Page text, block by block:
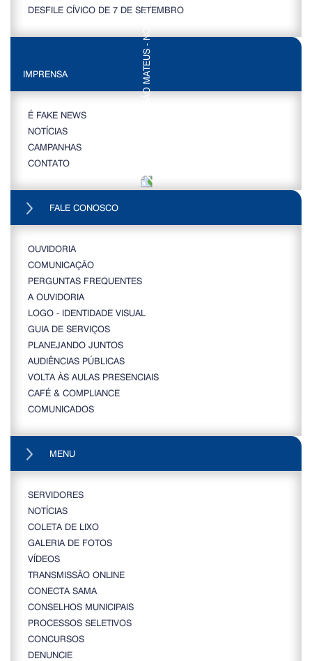
DESFILE CÍVICO DE 7 DE SETEMBRO
IMPRENSA
É FAKE NEWS
NOTÍCIAS
CAMPANHAS
CONTATO
FALE CONOSCO
OUVIDORIA
COMUNICAÇÃO
PERGUNTAS FREQUENTES
A OUVIDORIA
LOGO - IDENTIDADE VISUAL
GUIA DE SERVIÇOS
PLANEJANDO JUNTOS
AUDIÊNCIAS PÚBLICAS
VOLTA ÀS AULAS PRESENCIAIS
CAFÉ & COMPLIANCE
COMUNICADOS
MENU
SERVIDORES
NOTÍCIAS
COLETA DE LIXO
GALERIA DE FOTOS
VÍDEOS
TRANSMISSÃO ONLINE
CONECTA SAMA
CONSELHOS MUNICIPAIS
PROCESSOS SELETIVOS
CONCURSOS
DENUNCIE